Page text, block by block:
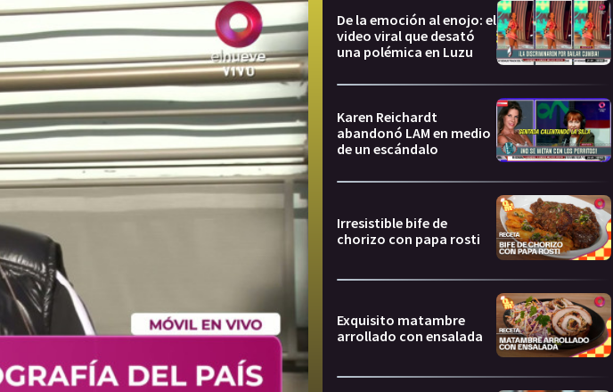
De la emoción al enojo: el
video viral que desató
una polémica en Luzu
Karen Reichardt
abandonó LAM en medio
de un escándalo
Irresistible bife de
chorizo con papa rosti
Exquisito matambre
arrollado con ensalada